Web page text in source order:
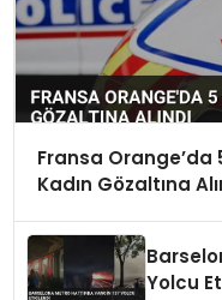
Fransa Orange’da
Kadın Gözaltına
Yolcu